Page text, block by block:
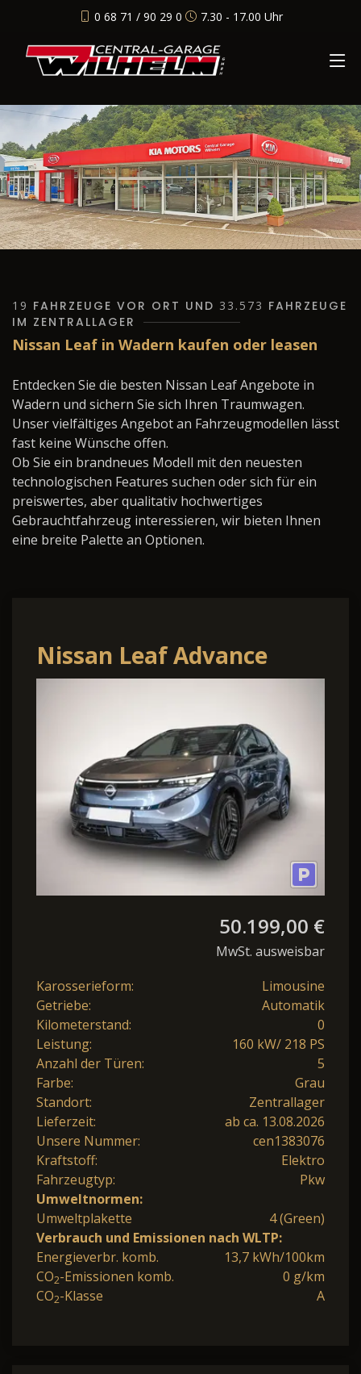
0 68 71 / 90 29 0 7.30 - 17.00 Uhr
19 FAHRZEUGE VOR ORT UND 33.573 FAHRZEUGE
IM ZENTRALLAGER
Nissan Leaf in Wadern kaufen oder leasen
Entdecken Sie die besten Nissan Leaf Angebote in
Wadern und sichern Sie sich Ihren Traumwagen.
Unser vielfältiges Angebot an Fahrzeugmodellen lässt
fast keine Wünsche offen.
Ob Sie ein brandneues Modell mit den neuesten
technologischen Features suchen oder sich für ein
preiswertes, aber qualitativ hochwertiges
Gebrauchtfahrzeug interessieren, wir bieten Ihnen
eine breite Palette an Optionen.
Nissan Leaf Advance
75kWh V2L 2FL
Panorama-Glasdach ''n
50.199,00 €
MwSt. ausweisbar
Karosserieform:
Limousine
Getriebe:
Automatik
Kilometerstand:
0
Leistung:
160 kW/ 218 PS
Anzahl der Türen:
5
Farbe:
Grau
Standort:
Zentrallager
Lieferzeit:
ab ca. 13.08.2026
Unsere Nummer:
cen1383076
Kraftstoff:
Elektro
Fahrzeugtyp:
Pkw
Umweltnormen:
Umweltplakette
4 (Green)
Verbrauch und Emissionen nach WLTP:
Energieverbr. komb.
13,7 kWh/100km
CO2-Emissionen komb.
0 g/km
CO2-Klasse A